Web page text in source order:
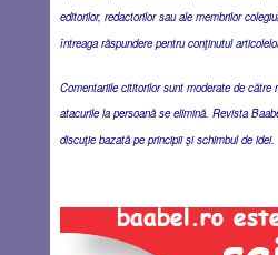
editorilor, redactorilor sau ale membrilor
întreaga răspundere pentru conţinutul
Comentariile cititorilor sunt moderate de către
atacurile la persoană se elimină. Revista
discuţie bazată pe principii şi schimbul de idei.